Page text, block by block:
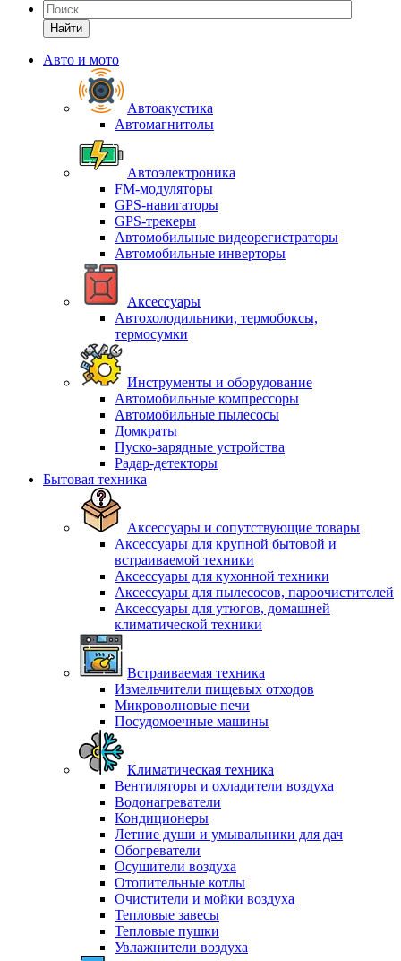
Найти
Авто и мото
Автоакустика
Автомагнитолы
Автоэлектроника
FM-модуляторы
GPS-навигаторы
GPS-трекеры
Автомобильные видеорегистраторы
Автомобильные инверторы
Аксессуары
Автохолодильники, термобоксы,
термосумки
Инструменты и оборудование
Автомобильные компрессоры
Автомобильные пылесосы
Домкраты
Пуско-зарядные устройства
Радар-детекторы
Бытовая техника
Аксессуары и сопутствующие товары
Аксессуары для крупной бытовой и
встраиваемой техники
Аксессуары для кухонной техники
Аксессуары для пылесосов, пароочистителей
Аксессуары для утюгов, домашней
климатической техники
Встраиваемая техника
Измельчители пищевых отходов
Микроволновые печи
Посудомоечные машины
Климатическая техника
Вентиляторы и охладители воздуха
Водонагреватели
Кондиционеры
Летние души и умывальники для дач
Обогреватели
Осушители воздуха
Отопительные котлы
Очистители и мойки воздуха
Тепловые завесы
Тепловые пушки
Увлажнители воздуха